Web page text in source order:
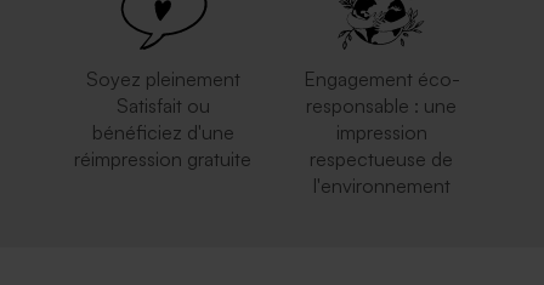
Soyez pleinement
Satisfait ou
bénéficiez d'une
réimpression gratuite
Engagement éco-
responsable : une
impression
respectueuse de
l'environnement